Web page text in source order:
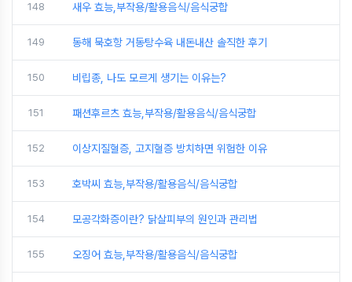
148 새우 효능,부작용/활용음식/음식궁합
149 동해 묵호항 거동탕수육 내돈내산 솔직한 후기
150 비립종, 나도 모르게 생기는 이유는?
151 패션후르츠 효능,부작용/활용음식/음식궁합
152 이상지질혈증, 고지혈증 방치하면 위험한 이유
153 호박씨 효능,부작용/활용음식/음식궁합
154 모공각화증이란? 닭살피부의 원인과 관리법
155 오징어 효능,부작용/활용음식/음식궁합